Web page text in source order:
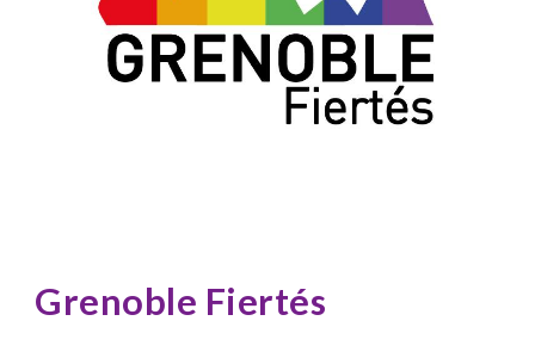
Grenoble Fiertés